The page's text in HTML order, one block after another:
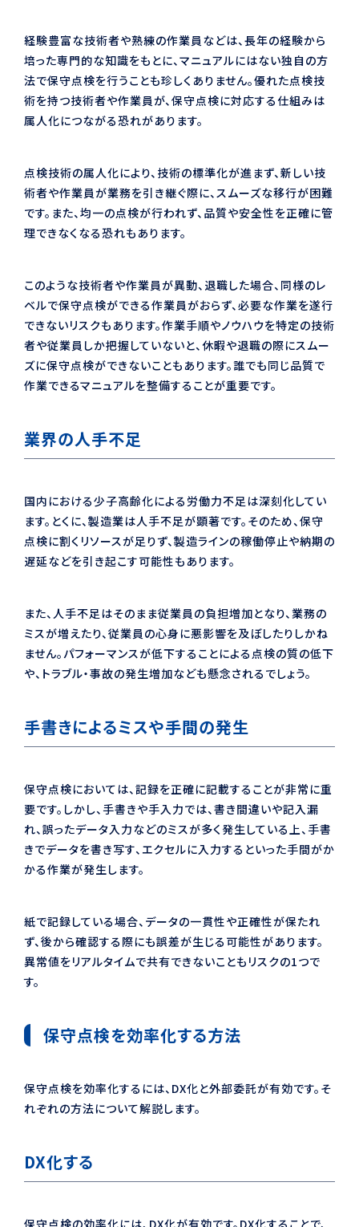
経験豊富な技術者や熟練の作業員などは、長年の経験から
培った専門的な知識をもとに、マニュアルにはない独自の方
法で保守点検を行うことも珍しくありません。優れた点検技
術を持つ技術者や作業員が、保守点検に対応する仕組みは
属人化につながる恐れがあります。
点検技術の属人化により、技術の標準化が進まず、新しい技
術者や作業員が業務を引き継ぐ際に、スムーズな移行が困難
です。また、均一の点検が行われず、品質や安全性を正確に管
理できなくなる恐れもあります。
このような技術者や作業員が異動、退職した場合、同様のレ
ベルで保守点検ができる作業員がおらず、必要な作業を遂行
できないリスクもあります。作業手順やノウハウを特定の技術
者や従業員しか把握していないと、休暇や退職の際にスムー
ズに保守点検ができないこともあります。誰でも同じ品質で
作業できるマニュアルを整備することが重要です。
業界の人手不足
国内における少子高齢化による労働力不足は深刻化してい
ます。とくに、製造業は人手不足が顕著です。そのため、保守
点検に割くリソースが足りず、製造ラインの稼働停止や納期の
遅延などを引き起こす可能性もあります。
また、人手不足はそのまま従業員の負担増加となり、業務の
ミスが増えたり、従業員の心身に悪影響を及ぼしたりしかね
ません。パフォーマンスが低下することによる点検の質の低下
や、トラブル・事故の発生増加なども懸念されるでしょう。
手書きによるミスや手間の発生
保守点検においては、記録を正確に記載することが非常に重
要です。しかし、手書きや手入力では、書き間違いや記入漏
れ、誤ったデータ入力などのミスが多く発生している上、手書
きでデータを書き写す、エクセルに入力するといった手間がか
かる作業が発生します。
紙で記録している場合、データの一貫性や正確性が保たれ
ず、後から確認する際にも誤差が生じる可能性があります。
異常値をリアルタイムで共有できないこともリスクの1つで
す。
保守点検を効率化する方法
保守点検を効率化するには、DX化と外部委託が有効です。そ
れぞれの方法について解説します。
DX化する
保守点検の効率化には、DX化が有効です。DX化することで、